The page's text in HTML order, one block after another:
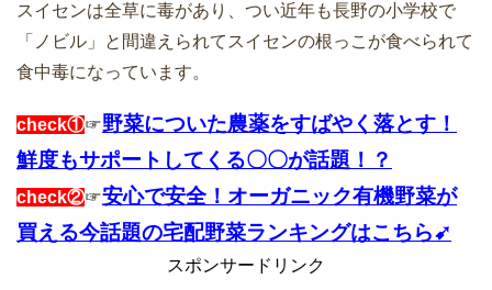
スイセンは全草に毒があり、つい近年も長野の小学校で
「ノビル」と間違えられてスイセンの根っこが食べられて
食中毒になっています。
check①☞野菜についた農薬をすばやく落とす！
鮮度もサポートしてくる〇〇が話題！？
check②☞安心で安全！オーガニック有機野菜が
買える今話題の宅配野菜ランキングはこちら➹
スポンサードリンク